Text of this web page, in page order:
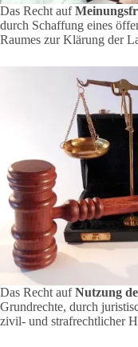
Das Recht auf
durch Schaffung eines
Raumes zur Klärung der
Das Recht aufNutzung
Grundrechte, durch
zivil- und strafrechtlicher